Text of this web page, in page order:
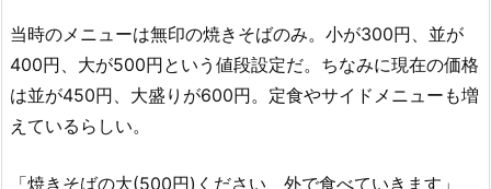
当時のメニューは無印の焼きそばのみ。小が300円、並が
400円、大が500円という値段設定だ。ちなみに現在の価格
は並が450円、大盛りが600円。定食やサイドメニューも増
えているらしい。
「焼きそばの大(500円)ください、外で食べていきます」